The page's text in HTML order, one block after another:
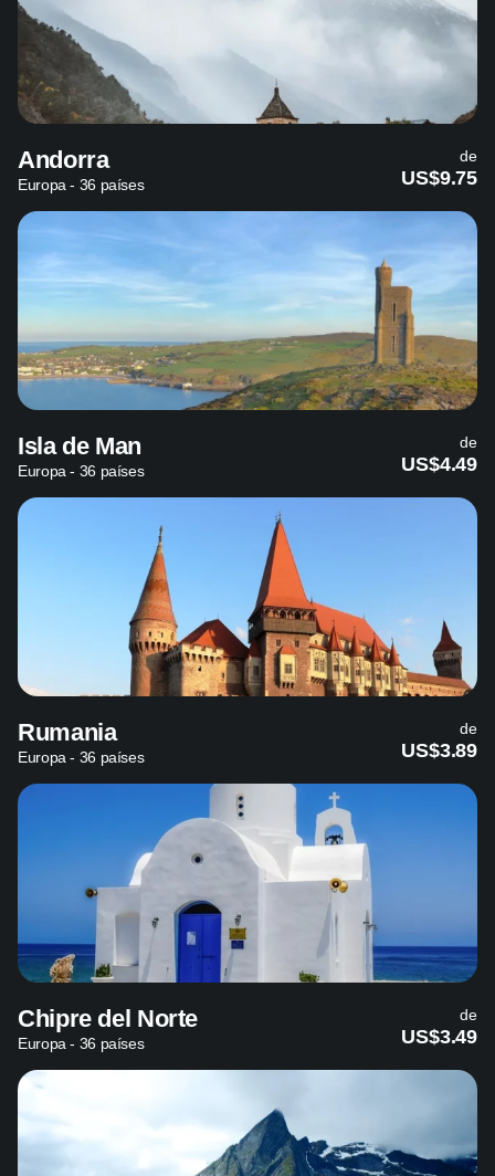
Andorra
Europa - 36 países
de
US$9.75
Isla de Man
Europa - 36 países
de
US$4.49
Rumania
Europa - 36 países
de
US$3.89
Chipre del Norte
Europa - 36 países
de
US$3.49